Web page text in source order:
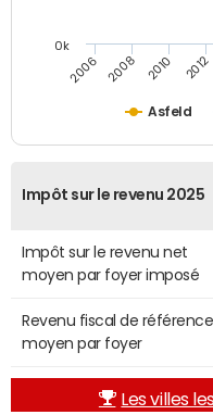
Asfeld
2006 2008 2010 2012
0k
Impôt sur le revenu 2025
Impôt sur le revenu net
moyen par foyer imposé
Revenu fiscal de référence
moyen par foyer
Les villes